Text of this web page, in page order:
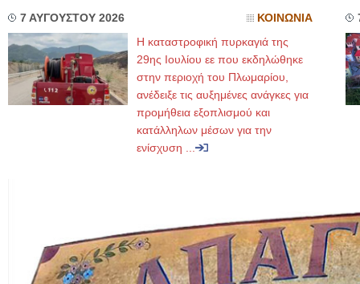
7 ΑΥΓΟΥΣΤΟΥ 2026 ΚΟΙΝΩΝΙΑ
Η καταστροφική πυρκαγιά της
29ης Ιουλίου εε που εκδηλώθηκε
στην περιοχή του Πλωμαρίου,
ανέδειξε τις αυξημένες ανάγκες για
προμήθεια εξοπλισμού και
κατάλληλων μέσων για την
ενίσχυση ...